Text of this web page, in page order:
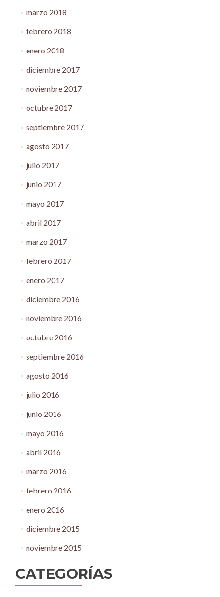
marzo 2018
febrero 2018
enero 2018
diciembre 2017
noviembre 2017
octubre 2017
septiembre 2017
agosto 2017
julio 2017
junio 2017
mayo 2017
abril 2017
marzo 2017
febrero 2017
enero 2017
diciembre 2016
noviembre 2016
octubre 2016
septiembre 2016
agosto 2016
julio 2016
junio 2016
mayo 2016
abril 2016
marzo 2016
febrero 2016
enero 2016
diciembre 2015
noviembre 2015
CATEGORÍAS